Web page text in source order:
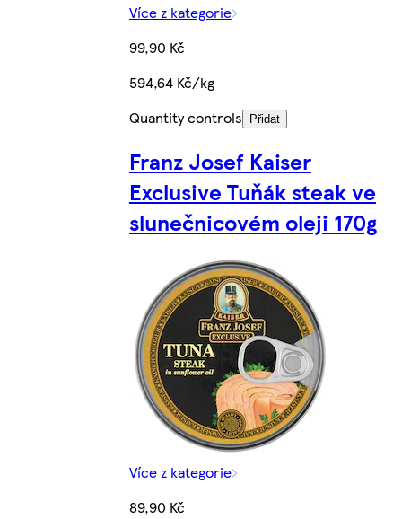
Více z kategorie
99,90 Kč
594,64 Kč/kg
Quantity controls
Přidat
Franz Josef Kaiser
Exclusive Tuňák steak ve
slunečnicovém oleji 170g
Více z kategorie
89,90 Kč